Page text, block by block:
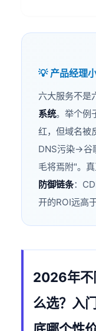
💡 产品经理
六大服务不是
系统。举个例
红，但域名被
DNS污染→谷
毛将焉附"。
防御链条：
开的ROI远高
2026年不
么选？入